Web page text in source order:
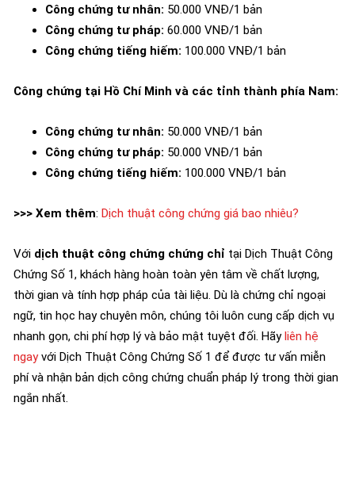
Công chứng tư nhân: 50.000 VNĐ/1 bản
Công chứng tư pháp: 60.000 VNĐ/1 bản
Công chứng tiếng hiếm: 100.000 VNĐ/1 bản
Công chứng tại Hồ Chí Minh và các tỉnh thành phía Nam:
Công chứng tư nhân: 50.000 VNĐ/1 bản
Công chứng tư pháp: 50.000 VNĐ/1 bản
Công chứng tiếng hiếm: 100.000 VNĐ/1 bản
>>> Xem thêm: Dịch thuật công chứng giá bao nhiêu?
Với dịch thuật công chứng chứng chỉ tại Dịch Thuật Công
Chứng Số 1, khách hàng hoàn toàn yên tâm về chất lượng,
thời gian và tính hợp pháp của tài liệu. Dù là chứng chỉ ngoại
ngữ, tin học hay chuyên môn, chúng tôi luôn cung cấp dịch vụ
nhanh gọn, chi phí hợp lý và bảo mật tuyệt đối. Hãyliên hệ
ngayvới Dịch Thuật Công Chứng Số 1 để được tư vấn miễn
phí và nhận bản dịch công chứng chuẩn pháp lý trong thời gian
ngắn nhất.